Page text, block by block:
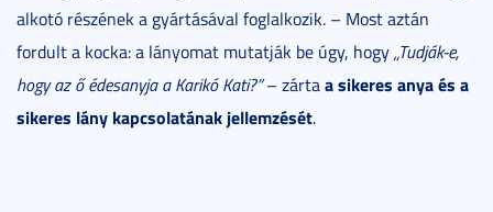
alkotó részének a gyártásával foglalkozik. – Most aztán
fordult a kocka: a lányomat mutatják be úgy, hogy„Tudják-e,
hogy az ő édesanyja a Karikó Kati?”– zártaa sikeres anya és a
sikeres lány kapcsolatának jellemzését.